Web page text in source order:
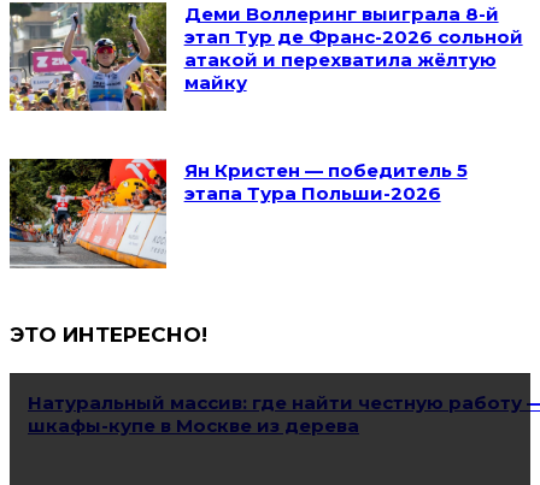
Деми Воллеринг выиграла 8-й
этап Тур де Франс-2026 сольной
атакой и перехватила жёлтую
майку
Ян Кристен — победитель 5
этапа Тура Польши-2026
ЭТО ИНТЕРЕСНО!
Натуральный массив: где найти честную работу
шкафы-купе в Москве из дерева